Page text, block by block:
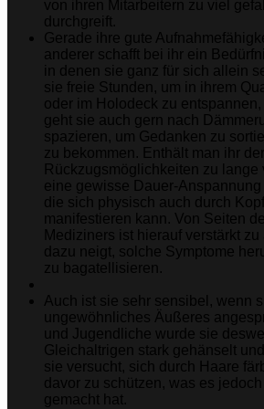
von ihren Mitarbeitern zu viel
durchgreift.
Gerade ihre gute
anderer schafft bei ihr ein
in denen sie ganz für sich allein
sie freie Stunden, um in ihrem
oder im Holodeck zu
geht sie auch gern nach
spazieren, um Gedanken zu
zu bekommen. Enthält man ihr
Rückzugsmöglichkeiten zu lange
eine gewisse Dauer-
die sich physisch auch durch
manifestieren kann. Von Seiten
Mediziners ist hierauf verstärkt
dazu neigt, solche Symptome
zu bagatellisieren.
Auch ist sie sehr sensibel, wenn
ungewöhnliches Äußeres
und Jugendliche wurde sie
Gleichaltrigen stark gehänselt
sie versucht, sich durch Haare
davor zu schützen, was es
gemacht hat.